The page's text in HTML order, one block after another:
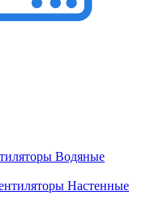
Водяные
Настенные